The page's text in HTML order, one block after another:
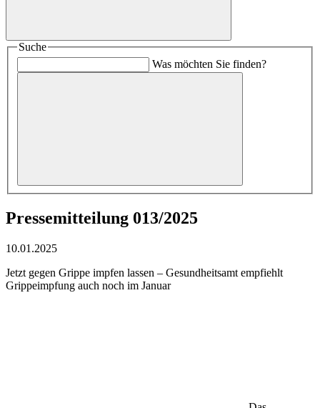
Suche
Was möchten Sie finden?
Pressemitteilung 013/2025
10.01.2025
Jetzt gegen Grippe impfen lassen – Gesundheitsamt empfiehlt
Grippeimpfung auch noch im Januar